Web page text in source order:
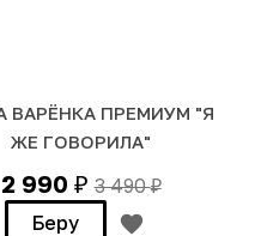
ВАРЁНКА ПРЕМИУМ "Я
ЖЕ ГОВОРИЛА"
2 990 ₽ 3 490₽
Беру